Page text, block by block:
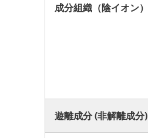
成分組織（陰イオン）
遊離成分 (非解離成分)